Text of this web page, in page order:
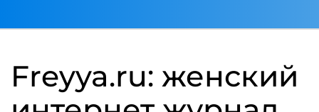
Freyya.ru: женский